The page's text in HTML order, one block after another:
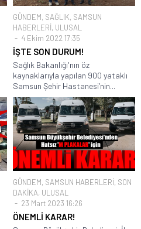
GÜNDEM, SAĞLIK, SAMSUN
HABERLERİ, ULUSAL
4 Ekim 2022 17:35
İŞTE SON DURUM!
Sağlık Bakanlığı'nın öz
kaynaklarıyla yapılan 900 yataklı
Samsun Şehir Hastanesi’nin...
GÜNDEM, SAMSUN HABERLERİ, SON
DAKİKA, ULUSAL
23 Mart 2023 16:26
ÖNEMLİ KARAR!